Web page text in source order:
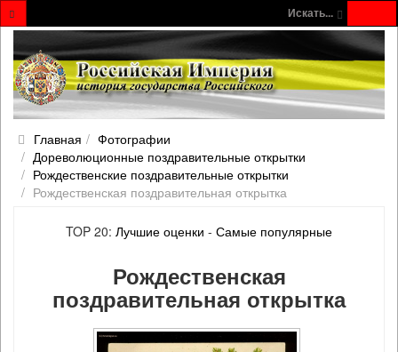
Искать...
Главная
Фотографии
Дореволюционные поздравительные открытки
Рождественские поздравительные открытки
Рождественская поздравительная открытка
TOP 20: Лучшие оценки - Самые популярные
Рождественская
поздравительная открытка